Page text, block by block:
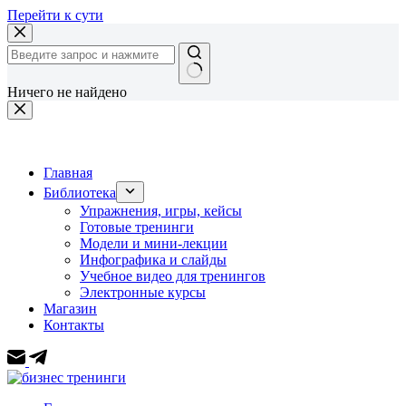
Перейти к сути
Ничего не найдено
Главная
Библиотека
Упражнения, игры, кейсы
Готовые тренинги
Модели и мини-лекции
Инфографика и слайды
Учебное видео для тренингов
Электронные курсы
Магазин
Контакты